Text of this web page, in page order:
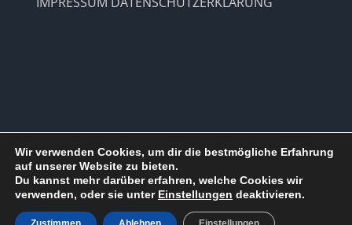
Copyright 2012 - 2021 | SV Hohenlimburg 1910 e.V.
Reserved | Powered byWordPress
Facebook
X Instagram
Pinterest
Wir verwenden Cookies, um dir die bestmögliche Erfahrung
auf unserer Website zu bieten.
Du kannst mehr darüber erfahren, welche Cookies wir
verwenden, oder sie unter Einstellungen deaktivieren.